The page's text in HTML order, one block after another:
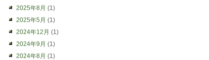
2025年8月 (1)
2025年5月 (1)
2024年12月 (1)
2024年9月 (1)
2024年8月 (1)